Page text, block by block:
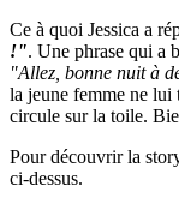
Ce à quoi Jessica a
!". Une phrase qui a
"Allez, bonne nuit à
la jeune femme ne lui
circule sur la toile.
Pour découvrir la
ci-dessus.